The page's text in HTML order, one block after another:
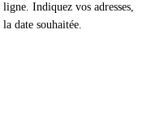
Indiquez vos adresses,
date souhaitée.